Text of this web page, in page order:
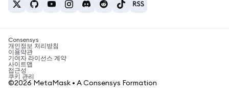
ETH를 USDT로 환전
USDT 매수
SHIB 매수
BNB 매수
암호화폐 세금 뉴스
암호화폐 매수 방법
비트코인 매도 방법
Consensys
개인정보 처리방침
이용약관
기여자 라이선스 계약
사이트맵
접근성
쿠키 관리
©2026 MetaMask • A Consensys Formation